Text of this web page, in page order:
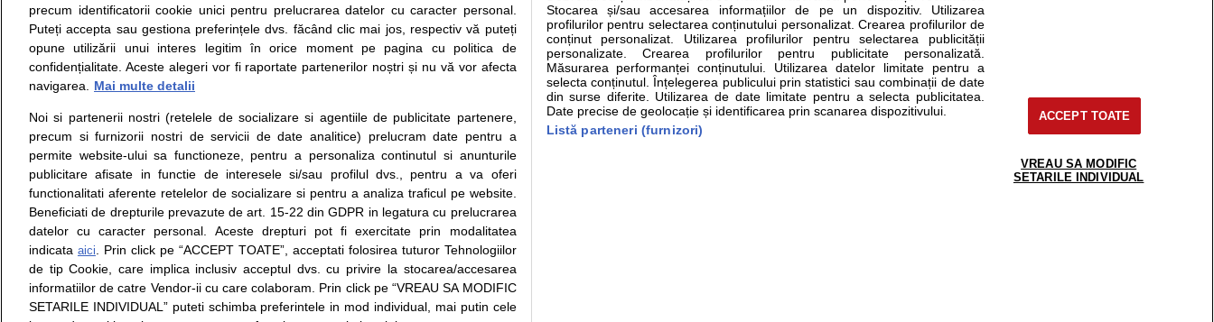
Resurse: Autoevaluare simptome Interpretare analize Specialitati medicale Boli si afectiuni Calculatoare Stiri medicale
Opiniile avizate ale medicilor, sfaturile si orice alte informatii despre sanatate disponibile pe sfatulmedicului.ro au scop informativ si educational. Ele nu pot substitui consultul medical direct si
nici diagnosticul stabilit in urma investigatiilor si analizelor medicale. Va sfatuim, ca pe langa informatia primita pe sfatulmedicului.ro sa consultati fie medicul Dvs., fie unul dintre medicii pe care
ii punem la dispozitie pentru programare in sistemul de programari la medic Clickmed.
Despre noi
Despre noi
Contact
Intrebari frecvente
Consultanti
medicali
Legal
Termeni si conditii
Politica de
confidentialitate
Politica de cookie
Modifica Setarile Cookie
Drepturile consumatorului
Protectia consumatorilor - ANPC
Solutionarea Alternativa a
Litigiilor
Info consumator: 0800.080.999
Formulare europene - CNAS
Ministerul Sanatatii - ANMDM
Parteneri
support@sfatulmedicului.ro
© Copyright © 2005 - 2026
precum identificatorii cookie unici pentru prelucrarea datelor cu caracter personal.
Puteți accepta sau gestiona preferințele dvs. făcând clic mai jos, respectiv vă puteți
opune utilizării unui interes legitim în orice moment pe pagina cu politica de
confidențialitate. Aceste alegeri vor fi raportate partenerilor noștri și nu vă vor afecta
navigarea.
Mai multe detalii
Noi si partenerii nostri (retelele de socializare si agentiile de publicitate partenere,
precum si furnizorii nostri de servicii de date analitice) prelucram date pentru a
permite website-ului sa functioneze, pentru a personaliza continutul si anunturile
publicitare afisate in functie de interesele si/sau profilul dvs., pentru a va oferi
functionalitati aferente retelelor de socializare si pentru a analiza traficul pe website.
Beneficiati de drepturile prevazute de art. 15-22 din GDPR in legatura cu prelucrarea
datelor cu caracter personal. Aceste drepturi pot fi exercitate prin modalitatea
indicata aici. Prin click pe “ACCEPT TOATE”, acceptati folosirea tuturor Tehnologiilor
de tip Cookie, care implica inclusiv acceptul dvs. cu privire la stocarea/accesarea
informatiilor de catre Vendor-ii cu care colaboram. Prin click pe “VREAU SA MODIFIC
SETARILE INDIVIDUAL” puteti schimba preferintele in mod individual, mai putin cele
Stocarea și/sau accesarea informațiilor de pe un dispozitiv. Utilizarea
profilurilor pentru selectarea conținutului personalizat. Crearea profilurilor de
conținut personalizat. Utilizarea profilurilor pentru selectarea publicității
personalizate. Crearea profilurilor pentru publicitate personalizată.
Măsurarea performanței conținutului. Utilizarea datelor limitate pentru a
selecta conținutul. Înțelegerea publicului prin statistici sau combinații de date
din surse diferite. Utilizarea de date limitate pentru a selecta publicitatea.
Date precise de geolocație și identificarea prin scanarea dispozitivului.
Listă parteneri (furnizori)
ACCEPT TOATE
VREAU SA MODIFIC
SETARILE INDIVIDUAL